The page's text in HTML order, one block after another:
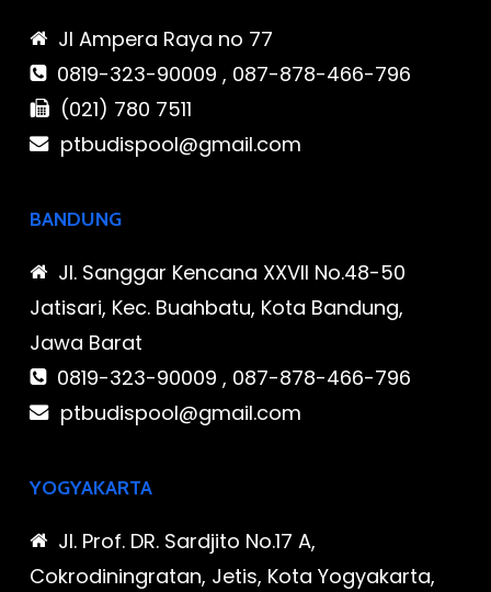
Jl Ampera Raya no 77
0819-323-90009 , 087-878-466-796
(021) 780 7511
ptbudispool@gmail.com
BANDUNG
Jl. Sanggar Kencana XXVII No.48-50
Jatisari, Kec. Buahbatu, Kota Bandung,
Jawa Barat
0819-323-90009 , 087-878-466-796
ptbudispool@gmail.com
YOGYAKARTA
Jl. Prof. DR. Sardjito No.17 A,
Cokrodiningratan, Jetis, Kota Yogyakarta,